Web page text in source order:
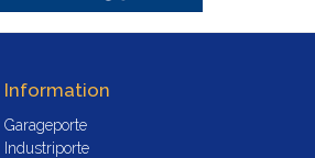
Information
Garageporte
Industriporte